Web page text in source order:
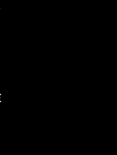
VERANSTALTUNGEN